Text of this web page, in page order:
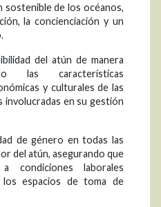
sostenible de los océanos,
la concienciación y un
del atún de manera
las características
y culturales de las
involucradas en su gestión
de género en todas las
del atún, asegurando que
condiciones laborales
espacios de toma de